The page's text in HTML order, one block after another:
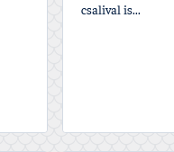
csalival is...